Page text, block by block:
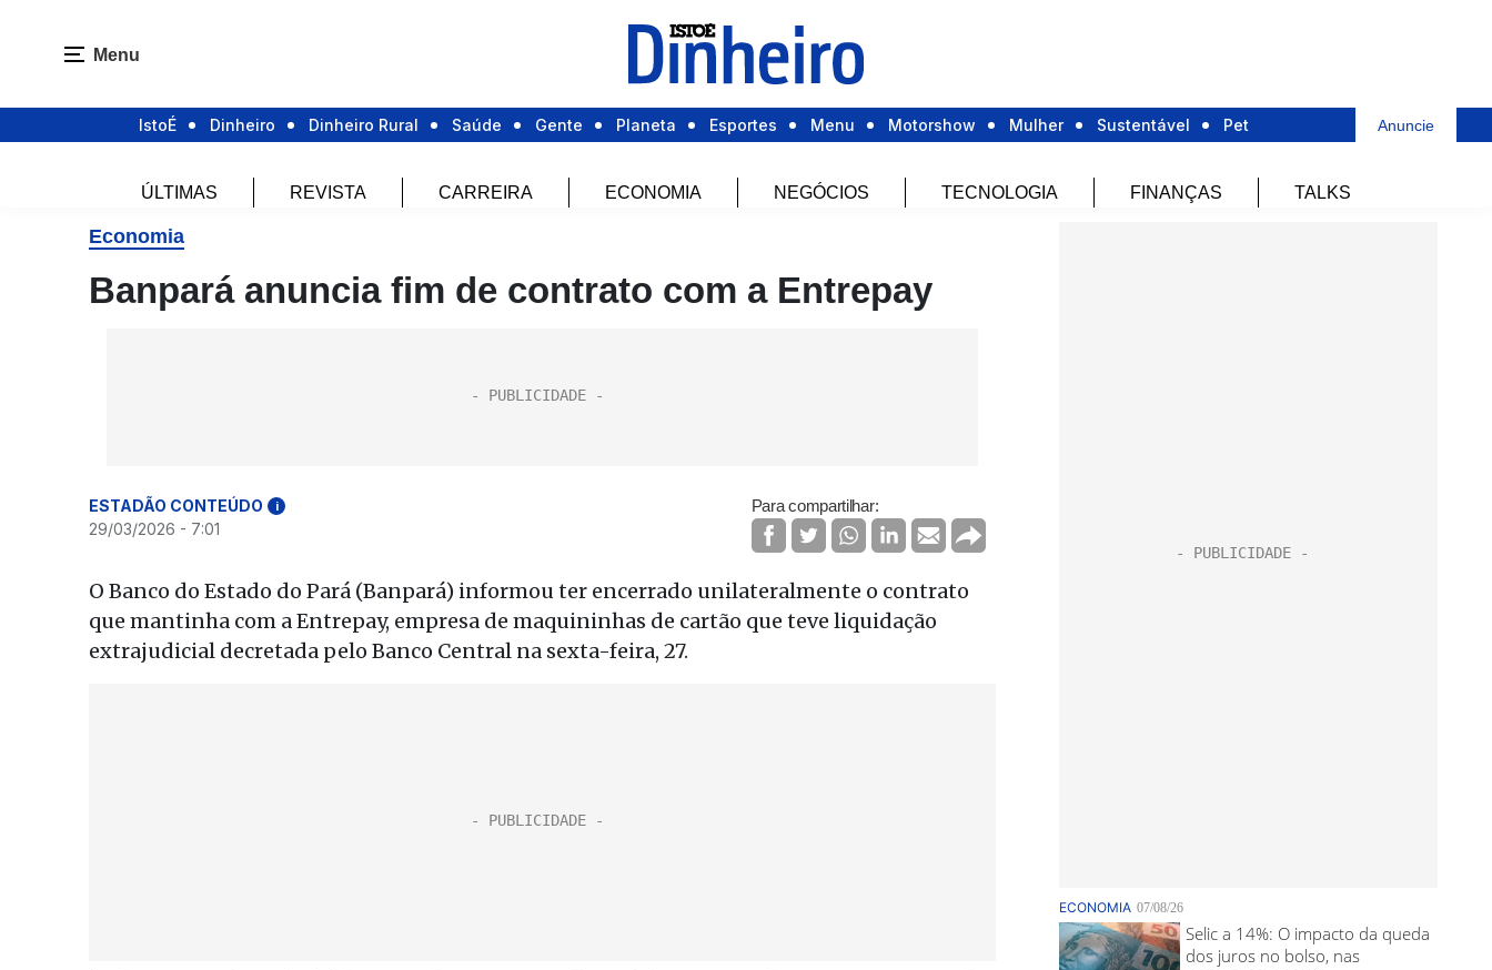
Menu
IstoÉ Dinheiro Dinheiro Rural Saúde Gente Planeta Esportes Menu Motorshow Mulher Sustentável Pet Anuncie
ÚLTIMAS REVISTA CARREIRA ECONOMIA NEGÓCIOS TECNOLOGIA FINANÇAS TALKS
Economia
Banpará anuncia fim de contrato com a Entrepay
ESTADÃO CONTEÚDO i
29/03/2026 - 7:01
Para compartilhar:
O Banco do Estado do Pará (Banpará) informou ter encerrado unilateralmente o contrato
que mantinha com a Entrepay, empresa de maquininhas de cartão que teve liquidação
extrajudicial decretada pelo Banco Central na sexta-feira, 27.